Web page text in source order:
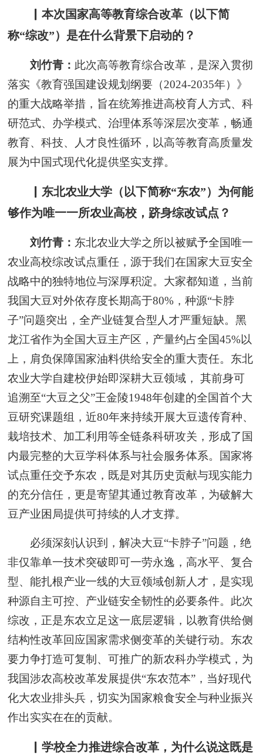
▏本次国家高等教育综合改革（以下简
称“综改”）是在什么背景下启动的？
刘竹青： 此次高等教育综合改革，是深入贯彻
落实《教育强国建设规划纲要（2024-2035年）》
的重大战略举措，旨在统筹推进高校育人方式、科
研范式、办学模式、治理体系等深层次变革，畅通
教育、科技、人才良性循环，以高等教育高质量发
展为中国式现代化提供坚实支撑。
▏东北农业大学（以下简称“东农”）为何能
够作为唯一一所农业高校，跻身综改试点？
刘竹青： 东北农业大学之所以被赋予全国唯一
农业高校综改试点重任，源于我们在国家大豆安全
战略中的独特地位与深厚积淀。大家都知道，当前
我国大豆对外依存度长期高于80%，种源“卡脖
子”问题突出，全产业链复合型人才严重短缺。黑
龙江省作为全国大豆主产区，产量约占全国45%以
上，肩负保障国家油料供给安全的重大责任。东北
农业大学自建校伊始即深耕大豆领域， 其前身可
追溯至“大豆之父”王金陵1948年创建的全国首个大
豆研究课题组，近80年来持续开展大豆遗传育种、
栽培技术、加工利用等全链条科研攻关，形成了国
内最完整的大豆学科体系与社会服务体系。国家将
试点重任交予东农，既是对其历史贡献与现实能力
的充分信任，更是寄望其通过教育改革，为破解大
豆产业困局提供可持续的人才支撑。
必须深刻认识到，解决大豆“卡脖子”问题，绝
非仅靠单一技术突破即可一劳永逸，高水平、复合
型、能扎根产业一线的大豆领域创新人才，是实现
种源自主可控、产业链安全韧性的必要条件。此次
综改，正是东农立足这一底层逻辑，以教育供给侧
结构性改革回应国家需求侧变革的关键行动。东农
要力争打造可复制、可推广的新农科办学模式，为
我国涉农高校改革发展提供“东农范本”，当好现代
化大农业排头兵，切实为国家粮食安全与种业振兴
作出实实在在的贡献。
▏学校全力推进综合改革，为什么说这既是